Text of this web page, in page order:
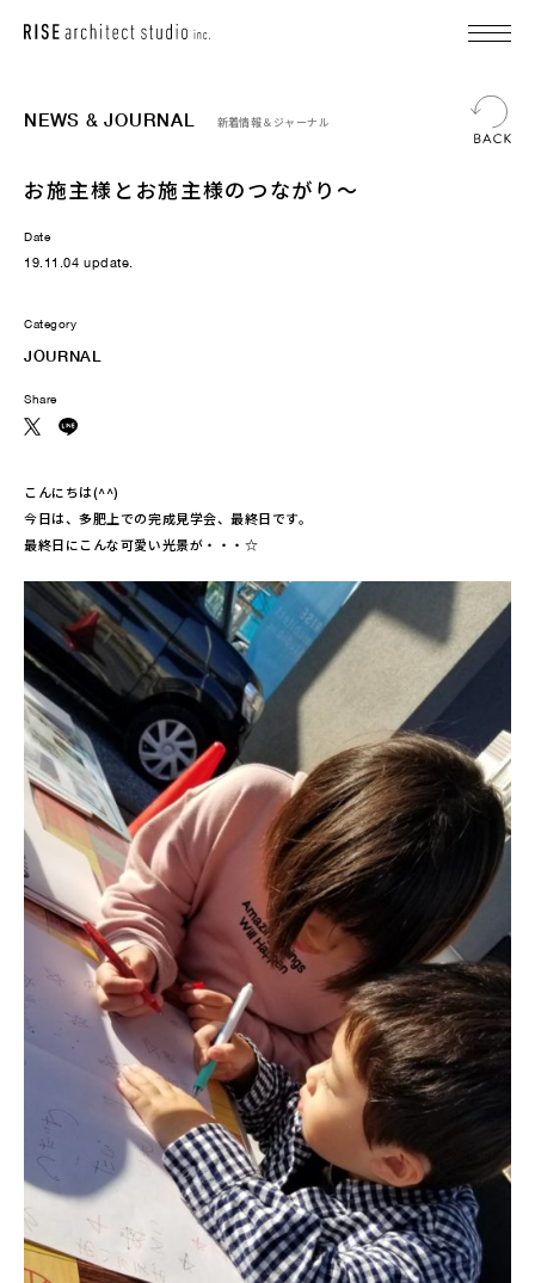
NEWS & JOURNAL 新着情報＆ジャーナル
お施主様とお施主様のつながり～
Date
19.11.04 update.
Category
JOURNAL
Share
こんにちは(^^)
今日は、多肥上での完成見学会、最終日です。
最終日にこんな可愛い光景が・・・☆